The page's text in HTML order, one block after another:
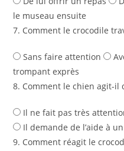
le museau ensuite
7. Comment le crocodile
Sans faire attention
trompant exprès
8. Comment le chien agit-il
Il ne fait pas très
Il demande de l’aide à
9. Comment réagit le